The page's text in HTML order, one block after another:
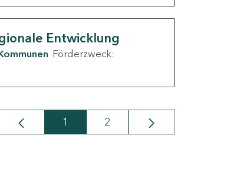
Entwicklung
Förderzweck:
Seite
1 Seite
2